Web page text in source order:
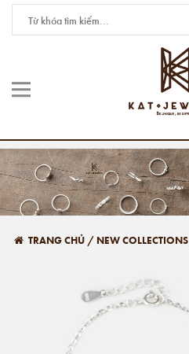
TRANG CHỦ / NEW COLLECTIONS